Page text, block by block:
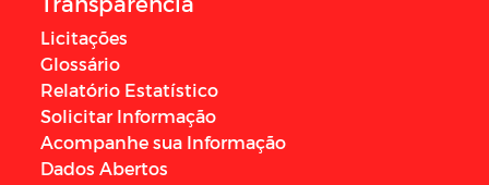
Licitações
Glossário
Relatório Estatístico
Solicitar Informação
Acompanhe sua Informação
Dados Abertos